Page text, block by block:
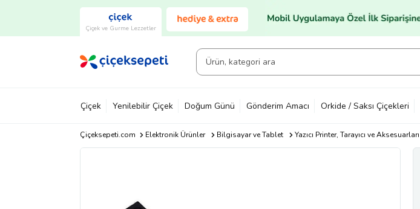
Çiçek ve Gurme Lezzetler
Çiçek Yenilebilir Çiçek Doğum Günü Gönderim Amacı Orkide / Saksı Çiçekleri
Çiçeksepeti.com Elektronik Ürünler Bilgisayar ve Tablet Yazıcı Printer, Tarayıcı ve Aksesuarları